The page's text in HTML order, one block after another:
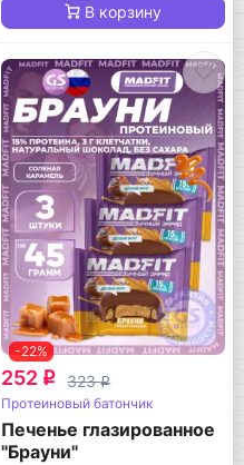
В корзину
-22%
252 q 323q
Протеиновый батончик
Печенье глазированное
"Брауни"